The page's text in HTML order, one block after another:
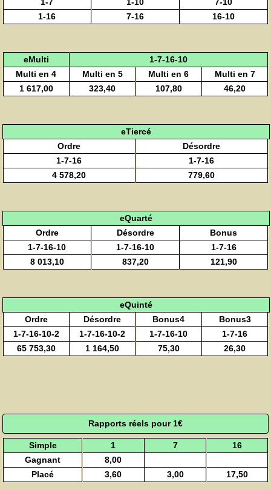
1-16
7-16 16-10
eMulti
1-7-16-10
Multi en 4
Multi en 5 Multi en 6
Multi en 7
1 617,00
323,40 107,80 46,20
eTiercé
Ordre
Désordre
1-7-16
1-7-16
4 578,20
779,60
eQuarté
Ordre
Désordre
Bonus
1-7-16-10
1-7-16-10
1-7-16
8 013,10
837,20 121,90
eQuinté
Ordre
Désordre Bonus4
Bonus3
1-7-16-10-2
1-7-16-10-2 1-7-16-10
1-7-16
65 753,30
1 164,50 75,30 26,30
Rapports réels pour 1€
Simple 1 7
16
Gagnant
8,00
Placé
3,60 3,00 17,50